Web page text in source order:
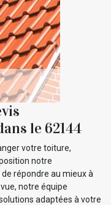
le 62144
votre toiture,
notre
répondre au mieux à
notre équipe
adaptées à votre